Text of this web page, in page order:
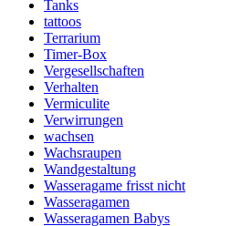
Tanks
tattoos
Terrarium
Timer-Box
Vergesellschaften
Verhalten
Vermiculite
Verwirrungen
wachsen
Wachsraupen
Wandgestaltung
Wasseragame frisst nicht
Wasseragamen
Wasseragamen Babys